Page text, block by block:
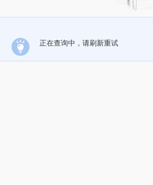
正在查询中，请刷新重试